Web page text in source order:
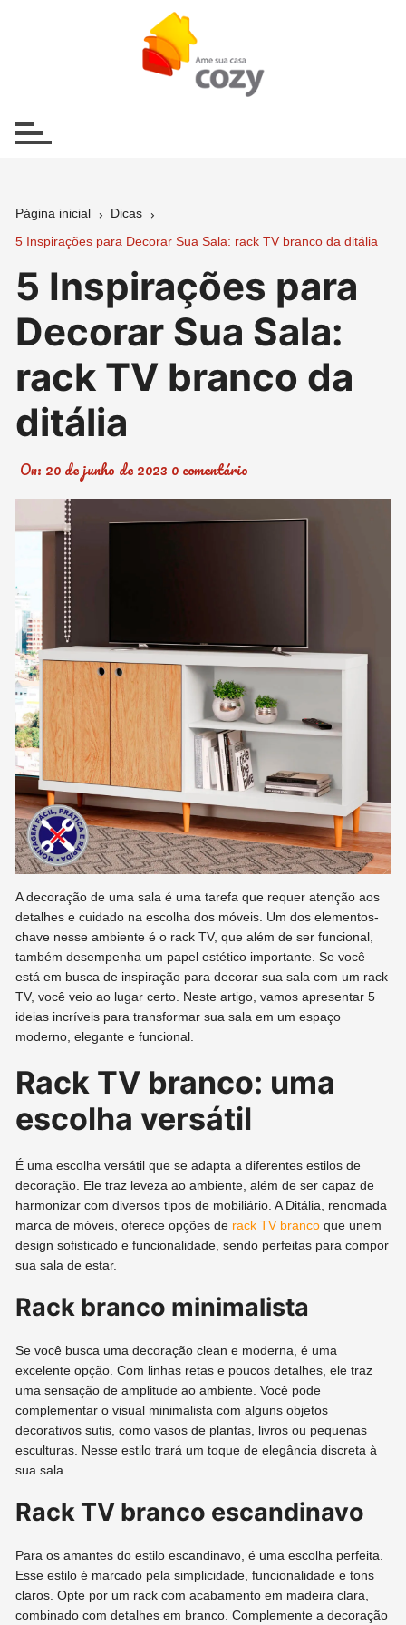
Página inicial
Dicas
5 Inspirações para Decorar Sua Sala: rack TV branco da ditália
5 Inspirações para
Decorar Sua Sala:
rack TV branco da
ditália
On: 20 de junho de 2023 0 comentário
A decoração de uma sala é uma tarefa que requer atenção aos
detalhes e cuidado na escolha dos móveis. Um dos elementos-
chave nesse ambiente é o rack TV, que além de ser funcional,
também desempenha um papel estético importante. Se você
está em busca de inspiração para decorar sua sala com um rack
TV, você veio ao lugar certo. Neste artigo, vamos apresentar 5
ideias incríveis para transformar sua sala em um espaço
moderno, elegante e funcional.
Rack TV branco: uma
escolha versátil
É uma escolha versátil que se adapta a diferentes estilos de
decoração. Ele traz leveza ao ambiente, além de ser capaz de
harmonizar com diversos tipos de mobiliário. A Ditália, renomada
marca de móveis, oferece opções de rack TV branco que unem
design sofisticado e funcionalidade, sendo perfeitas para compor
sua sala de estar.
Rack branco minimalista
Se você busca uma decoração clean e moderna, é uma
excelente opção. Com linhas retas e poucos detalhes, ele traz
uma sensação de amplitude ao ambiente. Você pode
complementar o visual minimalista com alguns objetos
decorativos sutis, como vasos de plantas, livros ou pequenas
esculturas. Nesse estilo trará um toque de elegância discreta à
sua sala.
Rack TV branco escandinavo
Para os amantes do estilo escandinavo, é uma escolha perfeita.
Esse estilo é marcado pela simplicidade, funcionalidade e tons
claros. Opte por um rack com acabamento em madeira clara,
combinado com detalhes em branco. Complemente a decoração